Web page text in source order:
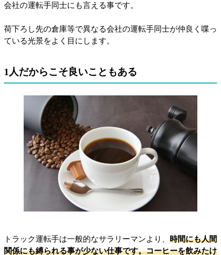
会社の運転手同士にも言える事です。
荷下ろし先の倉庫等で異なる会社の運転手同士が仲良く喋っ
ている光景をよく目にします。
1人だからこそ良いこともある
トラック運転手は一般的なサラリーマンより、 時間にも人間
関係にも縛られる事が少ない仕事です。コーヒーを飲みたけ